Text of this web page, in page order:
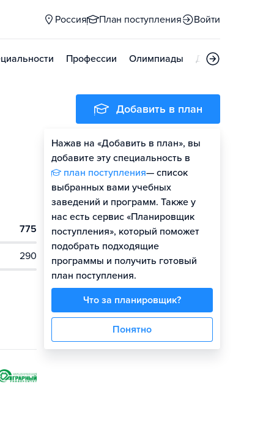
Россия План поступления Войти
Профессии Олимпиады Дни открытых
775
290
Добавить в план
Нажав на «Добавить в план», вы
добавите эту специальность в
план поступления— список
выбранных вами учебных
заведений и программ. Также у
нас есть сервис «Планировщик
поступления», который поможет
подобрать подходящие
программы и получить готовый
план поступления.
Что за планировщик?
Понятно